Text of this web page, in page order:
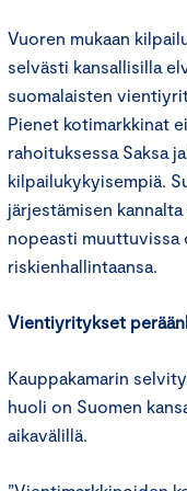
Vuoren mukaan
selvästi kansallisilla
suomalaisten
Pienet kotimarkkinat
rahoituksessa Saksa
kilpailukykyisempiä.
järjestämisen
nopeasti muuttuvissa
riskienhallintaansa.
Vientiyritykset
Kauppakamarin
huoli on Suomen
aikavälillä.